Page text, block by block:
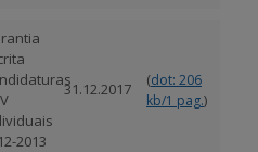
2013
31.12.2017 (dot: 206
kb/1 pag.)